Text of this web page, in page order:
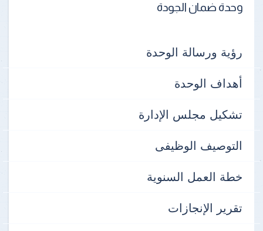
وحدة ضمان الجودة
رؤية ورسالة الوحدة
أهداف الوحدة
تشكيل مجلس الإدارة
التوصيف الوظيفى
خطة العمل السنوية
تقرير الإنجازات